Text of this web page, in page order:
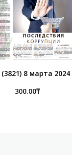
8 марта 2024
300.00₸